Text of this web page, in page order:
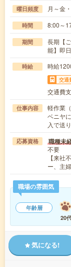
曜日頻度 月～金
時間 8:00～
期間
長期【
能】即
時給 時給
交通
交通費
仕事内容
軽作業
ベニヤ
入で送
応募資格 職種未
不要
【来社
ー、主
職場の雰囲気
年齢層
20
気になる!